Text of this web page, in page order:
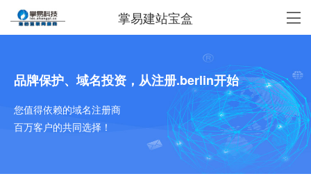
掌易建站宝盒
品牌保护、域名投资，从注册.berlin开始
您值得依赖的域名注册商
百万客户的共同选择！